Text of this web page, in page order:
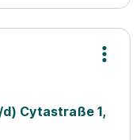
Cytastraße 1,